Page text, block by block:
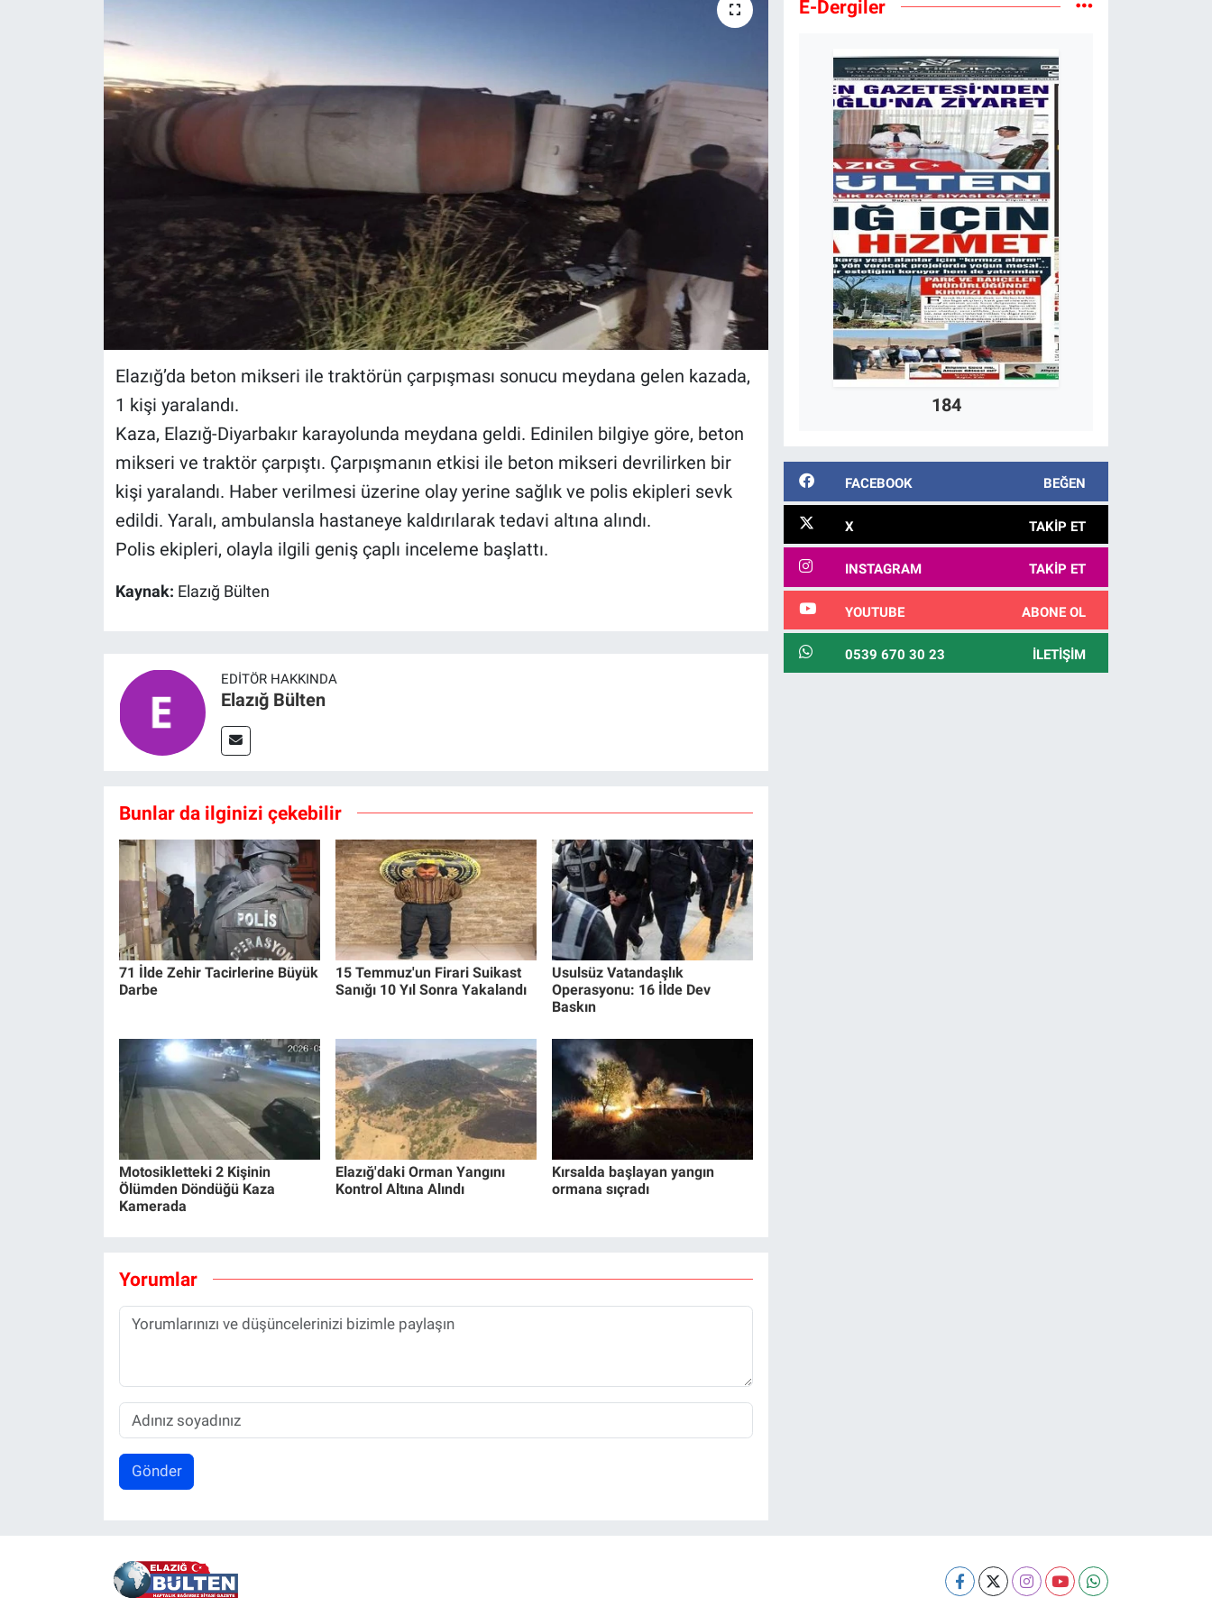
Elazığ’da beton mikseri ile traktörün çarpışması sonucu meydana gelen kazada,
1 kişi yaralandı.
Kaza, Elazığ-Diyarbakır karayolunda meydana geldi. Edinilen bilgiye göre, beton
mikseri ve traktör çarpıştı. Çarpışmanın etkisi ile beton mikseri devrilirken bir
kişi yaralandı. Haber verilmesi üzerine olay yerine sağlık ve polis ekipleri sevk
edildi. Yaralı, ambulansla hastaneye kaldırılarak tedavi altına alındı.
Polis ekipleri, olayla ilgili geniş çaplı inceleme başlattı.
Kaynak: Elazığ Bülten
EDITÖR HAKKINDA
Elazığ Bülten
Bunlar da ilginizi çekebilir
71 İlde Zehir Tacirlerine Büyük
Darbe
15 Temmuz'un Firari Suikast
Sanığı 10 Yıl Sonra Yakalandı
Usulsüz Vatandaşlık
Operasyonu: 16 İlde Dev
Baskın
Motosikletteki 2 Kişinin
Ölümden Döndüğü Kaza
Kamerada
Elazığ'daki Orman Yangını
Kontrol Altına Alındı
Kırsalda başlayan yangın
ormana sıçradı
Yorumlar
Gönder
E-Dergiler
184
FACEBOOK BEĞEN
X TAKIP ET
INSTAGRAM TAKIP ET
YOUTUBE ABONE OL
0539 670 30 23 İLETIŞIM